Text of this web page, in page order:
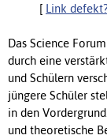
[ Link
Das Science
durch eine
und Schülern
jüngere Schüler
in den
und theoretische